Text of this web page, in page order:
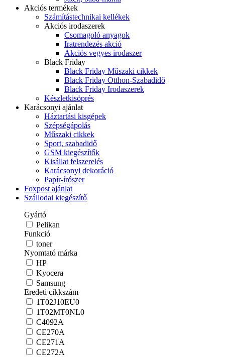
Akciós termékek
Számítástechnikai kellékek
Akciós irodaszerek
Csomagoló anyagok
Iratrendezés akció
Akciós vegyes irodaszer
Black Friday
Black Friday Műszaki cikkek
Black Friday Otthon-Szabadidő
Black Friday Irodaszerek
Készletkisöprés
Karácsonyi ajánlat
Háztartási kisgépek
Szépségápolás
Műszaki cikkek
Sport, szabadidő
GSM kiegészítők
Kisállat felszerelés
Karácsonyi dekoráció
Papír-írószer
Foxpost ajánlat
Szállodai kiegészítő
Gyártó
Pelikan
Funkció
toner
Nyomtató márka
HP
Kyocera
Samsung
Eredeti cikkszám
1T02J10EU0
1T02MT0NL0
C4092A
CE270A
CE271A
CE272A